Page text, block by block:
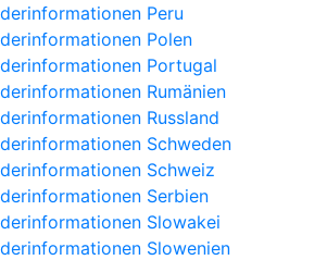
Peru
Polen
Portugal
Rumänien
Russland
Schweden
Schweiz
Serbien
Slowakei
Slowenien